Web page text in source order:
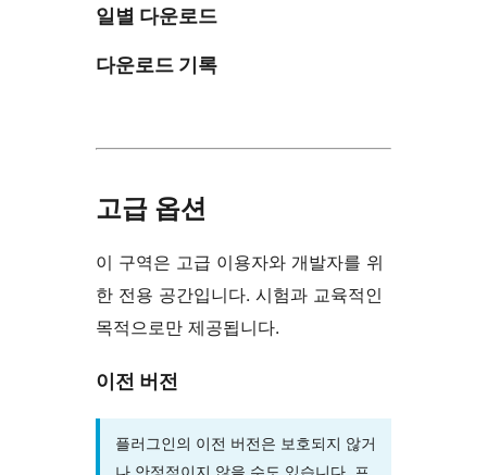
일별 다운로드
다운로드 기록
고급 옵션
이 구역은 고급 이용자와 개발자를 위
한 전용 공간입니다. 시험과 교육적인
목적으로만 제공됩니다.
이전 버전
플러그인의 이전 버전은 보호되지 않거
나 안정적이지 않을 수도 있습니다. 프